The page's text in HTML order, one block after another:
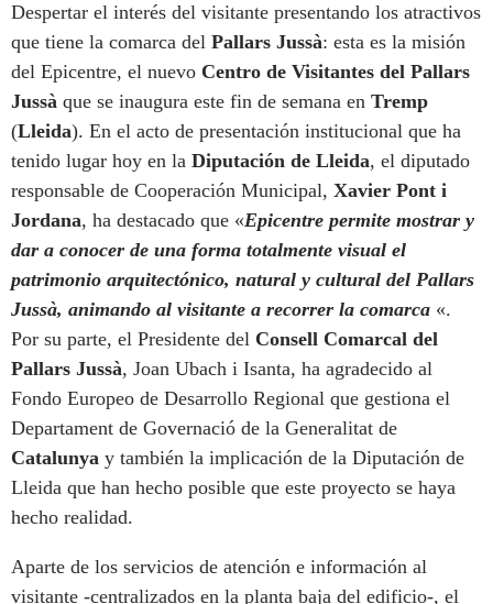
Despertar el interés del visitante presentando los atractivos
que tiene la comarca del Pallars Jussà: esta es la misión
del Epicentre, el nuevo Centro de Visitantes del Pallars
Jussà que se inaugura este fin de semana en Tremp
(Lleida). En el acto de presentación institucional que ha
tenido lugar hoy en la Diputación de Lleida, el diputado
responsable de Cooperación Municipal, Xavier Pont i
Jordana, ha destacado que «Epicentre permite mostrar y
dar a conocer de una forma totalmente visual el
patrimonio arquitectónico, natural y cultural del Pallars
Jussà, animando al visitante a recorrer la comarca «.
Por su parte, el Presidente del Consell Comarcal del
Pallars Jussà, Joan Ubach i Isanta, ha agradecido al
Fondo Europeo de Desarrollo Regional que gestiona el
Departament de Governació de la Generalitat de
Catalunya y también la implicación de la Diputación de
Lleida que han hecho posible que este proyecto se haya
hecho realidad.
Aparte de los servicios de atención e información al
visitante -centralizados en la planta baja del edificio-, el